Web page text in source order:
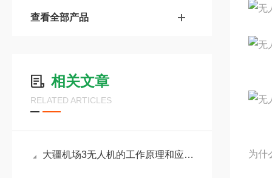
查看全部产品
相关文章
RELATED ARTICLES
大疆机场3无人机的工作原理和应用领域 为什